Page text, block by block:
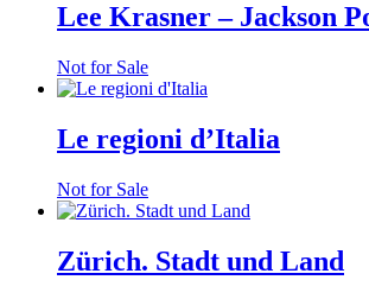
Lee Krasner – Jackson
Not for Sale
Le regioni d’Italia
Not for Sale
Zürich. Stadt und Land